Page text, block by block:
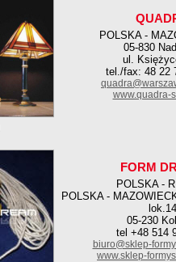
POLSKA -
05-830
ul.
tel./fax: 48 22
www.quadra-
FORM
POLSKA -
POLSKA -
lok.14
05-230
tel +48 514
biuro@sklep-
www.sklep-